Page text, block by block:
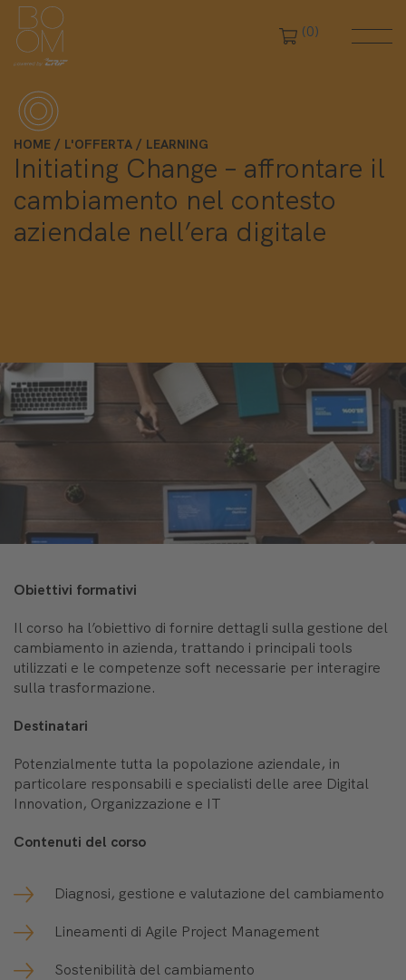
(0)
HOME L'OFFERTA LEARNING
Initiating Change – affrontare il
cambiamento nel contesto
aziendale nell’era digitale
Obiettivi formativi
Il corso ha l’obiettivo di fornire dettagli sulla gestione del
cambiamento in azienda, trattando i principali tools
utilizzati e le competenze soft necessarie per interagire
sulla trasformazione.
Destinatari
Potenzialmente tutta la popolazione aziendale, in
particolare responsabili e specialisti delle aree Digital
Innovation, Organizzazione e IT
Contenuti del corso
Diagnosi, gestione e valutazione del cambiamento
Lineamenti di Agile Project Management
Sostenibilità del cambiamento